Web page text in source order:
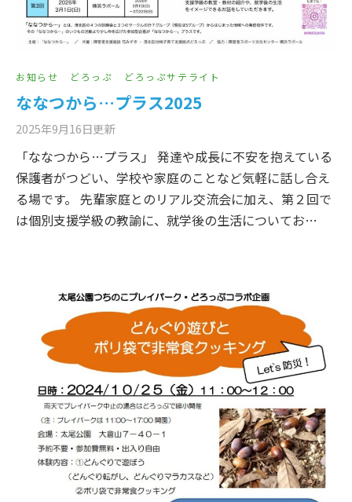
お知らせ どろっぷ どろっぷサテライト
ななつから…プラス2025
2025年9月16日更新
「ななつから…プラス」 発達や成長に不安を抱えている
保護者がつどい、学校や家庭のことなど気軽に話し合え
る場です。 先輩家庭とのリアル交流会に加え、第２回で
は個別支援学級の教諭に、就学後の生活についてお…